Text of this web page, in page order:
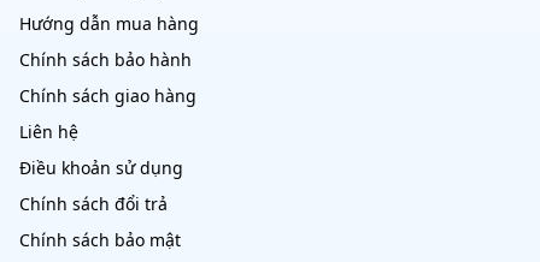
Hướng dẫn mua hàng
Chính sách bảo hành
Chính sách giao hàng
Liên hệ
Điều khoản sử dụng
Chính sách đổi trả
Chính sách bảo mật